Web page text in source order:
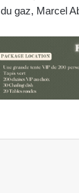
gaz, Marcel